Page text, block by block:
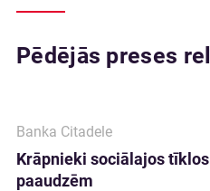
Pēdējās preses
Banka Citadele
Krāpnieki sociālajos
paaudzēm